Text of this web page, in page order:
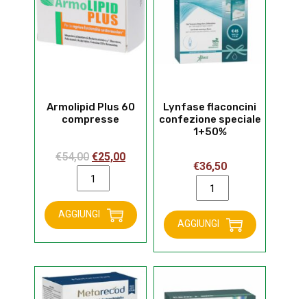
Armolipid Plus 60
compresse
€54,00 Il
prezzo
originale
era:
€54,00.
€25,00Il
è:
€25,00.
Armolipid
60
compresse
quantità
AGGIUNGI
Lynfase flaconcini
confezione speciale
1+50%
€36,50
Lynfase
confezione
speciale
1+50%
AGGIUNGI